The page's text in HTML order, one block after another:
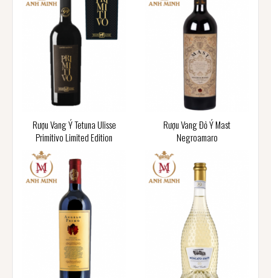
Rượu Vang Ý Tetuna Ulisse
Primitivo Limited Edition
Rượu Vang Đỏ Ý Mast
Negroamaro